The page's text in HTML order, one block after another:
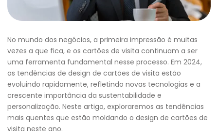
No mundo dos negócios, a primeira impressão é muitas
vezes a que fica, e os cartões de visita continuam a ser
uma ferramenta fundamental nesse processo. Em 2024,
as tendências de design de cartões de visita estão
evoluindo rapidamente, refletindo novas tecnologias e a
crescente importância da sustentabilidade e
personalização. Neste artigo, exploraremos as tendências
mais quentes que estão moldando o design de cartões de
visita neste ano.